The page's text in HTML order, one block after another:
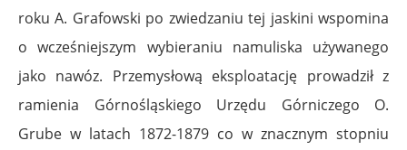
roku A. Grafowski po zwiedzaniu tej jaskini wspomina
o wcześniejszym wybieraniu namuliska używanego
jako nawóz. Przemysłową eksploatację prowadził z
ramienia Górnośląskiego Urzędu Górniczego O.
Grube w latach 1872-1879 co w znacznym stopniu